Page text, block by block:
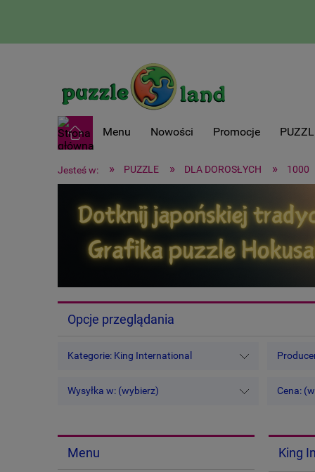
Menu Nowości Promocje
Jesteś w: » PUZZLE » DLA DOROSŁYCH » 1000
Opcje przeglądania
Kategorie: King International
Wysyłka w: (wybierz) Cena:
Menu King